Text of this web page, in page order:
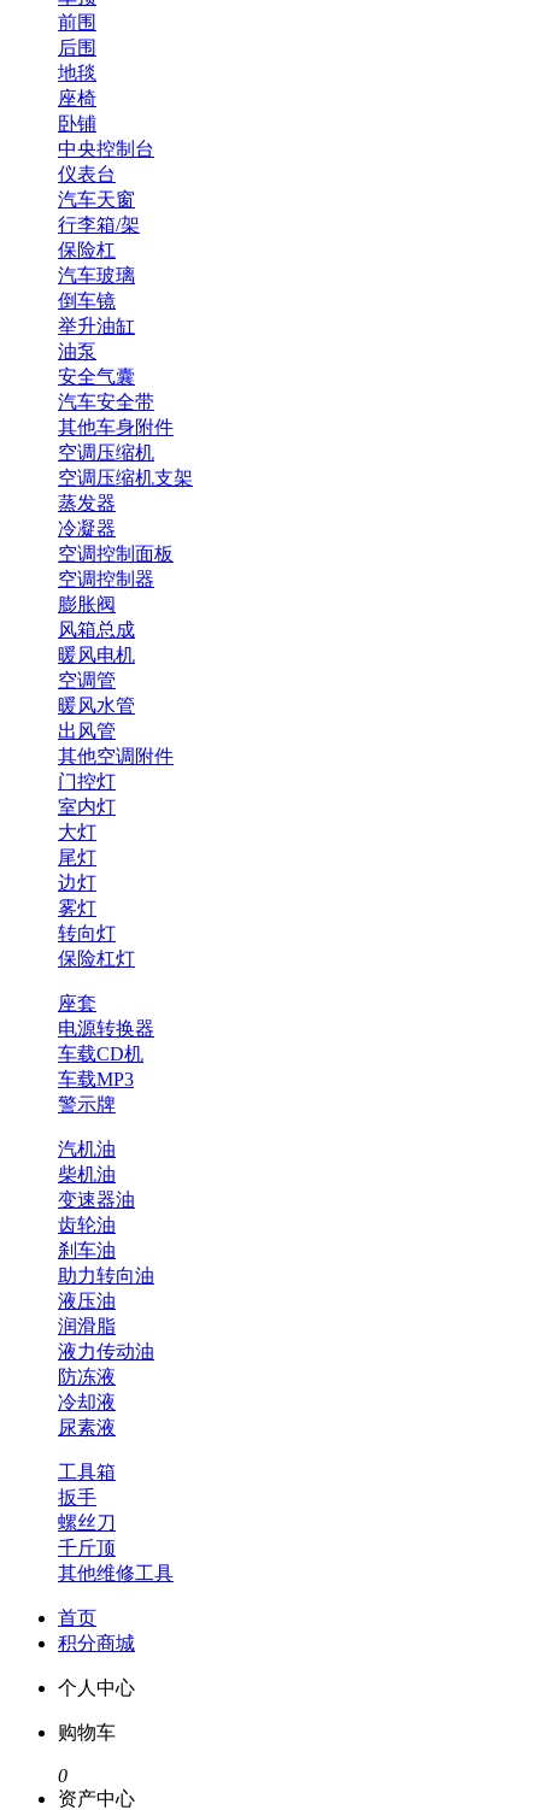
前围
后围
地毯
座椅
卧铺
中央控制台
仪表台
汽车天窗
行李箱/架
保险杠
汽车玻璃
倒车镜
举升油缸
油泵
安全气囊
汽车安全带
其他车身附件
空调压缩机
空调压缩机支架
蒸发器
冷凝器
空调控制面板
空调控制器
膨胀阀
风箱总成
暖风电机
空调管
暖风水管
出风管
其他空调附件
门控灯
室内灯
大灯
尾灯
边灯
雾灯
转向灯
保险杠灯
座套
电源转换器
车载CD机
车载MP3
警示牌
汽机油
柴机油
变速器油
齿轮油
刹车油
助力转向油
液压油
润滑脂
液力传动油
防冻液
冷却液
尿素液
工具箱
扳手
螺丝刀
千斤顶
其他维修工具
首页
积分商城
个人中心
购物车
0
资产中心